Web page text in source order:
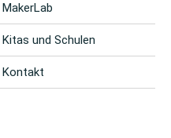
MakerLab
Kitas und Schulen
Kontakt